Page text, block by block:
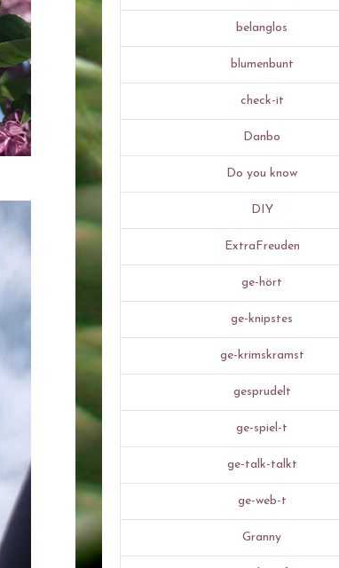
belanglos
blumenbunt
check-it
Danbo
Do you know
DIY
ExtraFreuden
ge-hört
ge-knipstes
ge-krimskramst
gesprudelt
ge-spiel-t
ge-talk-talkt
ge-web-t
Granny